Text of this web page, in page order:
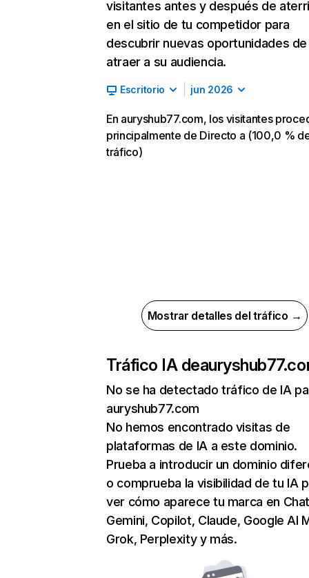
visitantes antes y después de
en el sitio de tu competidor para
descubrir nuevas oportunidades de
atraer a su audiencia.
Escritorio jun 2026
En auryshub77.com, los visitantes
principalmente de Directo a (100,0 %
tráfico)
Mostrar detalles del tráfico →
Tráfico IA de
No se ha detectado tráfico de IA
auryshub77.com
No hemos encontrado visitas de
plataformas de IA a este dominio.
Prueba a introducir un dominio
o comprueba la visibilidad de tu IA
ver cómo aparece tu marca en
Gemini, Copilot, Claude, Google AI
Grok, Perplexity y más.